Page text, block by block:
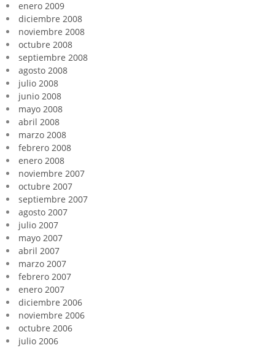
enero 2009
diciembre 2008
noviembre 2008
octubre 2008
septiembre 2008
agosto 2008
julio 2008
junio 2008
mayo 2008
abril 2008
marzo 2008
febrero 2008
enero 2008
noviembre 2007
octubre 2007
septiembre 2007
agosto 2007
julio 2007
mayo 2007
abril 2007
marzo 2007
febrero 2007
enero 2007
diciembre 2006
noviembre 2006
octubre 2006
julio 2006